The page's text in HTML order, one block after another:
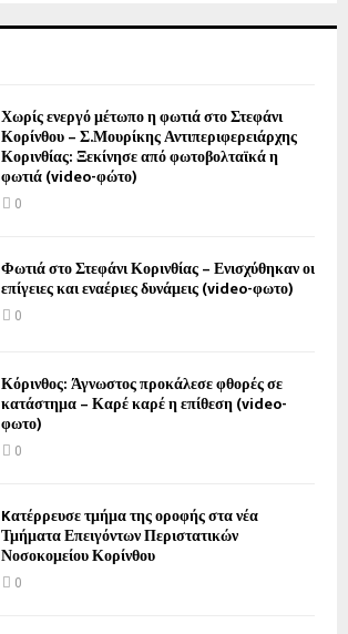
Χωρίς ενεργό μέτωπο η φωτιά στο Στεφάνι
Κορίνθου – Σ.Μουρίκης Αντιπεριφερειάρχης
Κορινθίας: Ξεκίνησε από φωτοβολταϊκά η
φωτιά (video-φώτο)
0
Φωτιά στο Στεφάνι Κορινθίας – Ενισχύθηκαν οι
επίγειες και εναέριες δυνάμεις (video-φωτο)
0
Κόρινθος: Άγνωστος προκάλεσε φθορές σε
κατάστημα – Καρέ καρέ η επίθεση (video-
φωτο)
0
Kατέρρευσε τμήμα της οροφής στα νέα
Τμήματα Επειγόντων Περιστατικών
Νοσοκομείου Κορίνθου
0